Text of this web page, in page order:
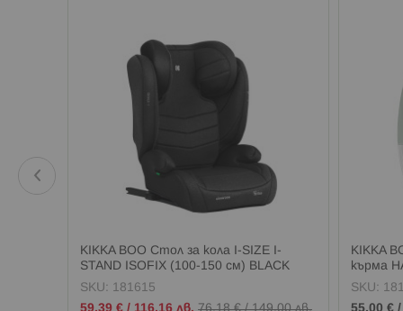
KIKKA BOO Стол за кола I-SIZE I-
STAND ISOFIX (100-150 см) BLACK
SKU: 181615
Промо
59,39 € / 116,16 лв. 76,18 €/149,00 лв.
KIKKA
кърма
SKU:
55,00 € /